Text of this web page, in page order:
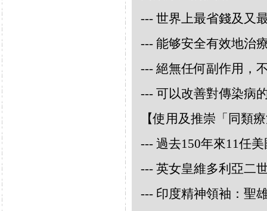
--- 世界上最省錢及又
--- 能够安全有效地治
--- 絕無任何副作用，
--- 可以改善對傳染病
【使用及推崇「同類
--- 過去150年來11任
--- 英女皇維多利亞二
--- 印度精神領袖：聖